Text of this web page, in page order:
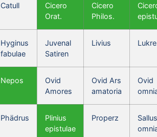
Catull
Cicero
Orat.
Cicero
Philos.
Hyginus
fabulae
Juvenal
Satiren
Livius
Nepos
Ovid
Amores
Ovid Ars
amatoria
Ovid
Phädrus
Plinius
epistulae
Properz